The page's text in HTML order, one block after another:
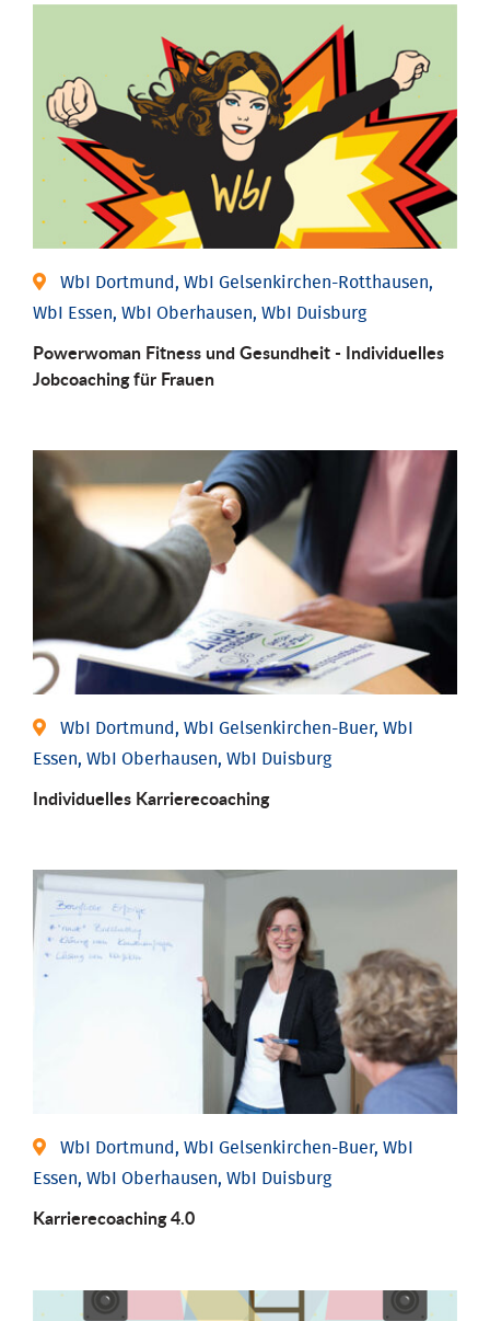
WbI Dortmund, WbI Gelsenkirchen-Rotthausen,
WbI Essen, WbI Oberhausen, WbI Duisburg
Powerwoman Fitness und Gesund­heit - Individu­elles
Job­coaching für Frauen
WbI Dortmund, WbI Gelsenkirchen-Buer, WbI
Essen, WbI Oberhausen, WbI Duisburg
Individu­elles Karrierecoaching
WbI Dortmund, WbI Gelsenkirchen-Buer, WbI
Essen, WbI Oberhausen, WbI Duisburg
Karriere­coaching 4.0